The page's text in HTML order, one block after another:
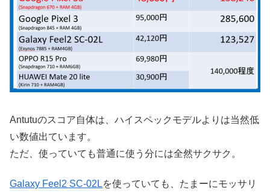
Antutuのスコア自体は、ハイスペックモデルよりは当然低
い数値出ています。
ただ、使っていても普通に使う分には全然サクサク。
Galaxy Feel2 SC-02Lを使っていても、たまーにモッサリ